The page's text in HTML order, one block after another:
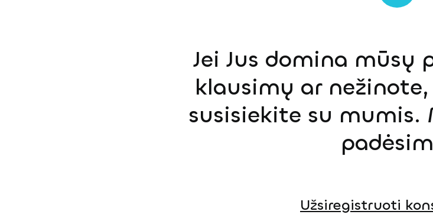
Jei Jus domina
klausimų ar
susisiekite su mumis.
Užsiregistruoti